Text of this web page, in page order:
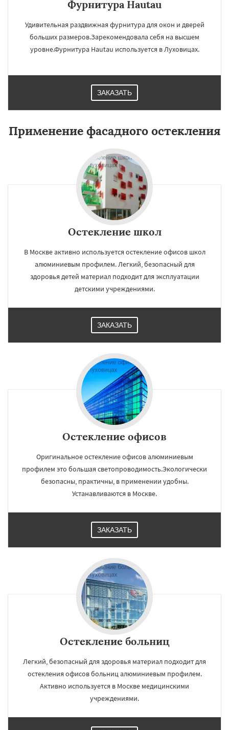
Фурнитура Hautau
Удивительная раздвижная фурнитура для окон и дверей
больших размеров.Зарекомендовала себя на высшем
уровне.Фурнитура Hautau используется в Луховицах.
ЗАКАЗАТЬ
Применение фасадного остекления
Остекление школ
В Москве активно используется остекление офисов школ
алюминиевым профилем. Легкий, безопасный для
здоровья детей материал подходит для эксплуатации
детскими учреждениями.
ЗАКАЗАТЬ
Остекление офисов
Оригинальное остекление офисов алюминиевым
профилем это большая светопроводимость.Экологически
безопасны, практичны, в применении удобны.
Устанавливаются в Москве.
ЗАКАЗАТЬ
Остекление больниц
Легкий, безопасный для здоровья материал подходит для
остекления офисов больниц алюминиевым профилем.
Активно используется в Москве медицинскими
учреждениями.